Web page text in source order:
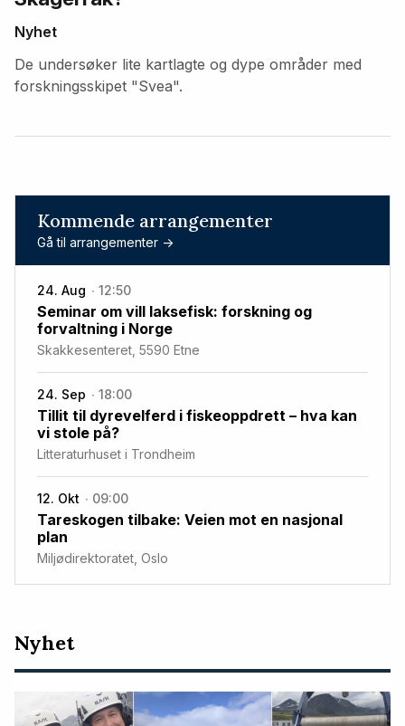
Nyhet
De undersøker lite kartlagte og dype områder med
forskningsskipet "Svea".
Kommende arrangementer
Gå til arrangementer ->
24. Aug 12:50
Seminar om vill laksefisk: forskning og
forvaltning i Norge
Skakkesenteret, 5590 Etne
24. Sep 18:00
Tillit til dyrevelferd i fiskeoppdrett – hva kan
vi stole på?
Litteraturhuset i Trondheim
12. Okt 09:00
Tareskogen tilbake: Veien mot en nasjonal
plan
Miljødirektoratet, Oslo
Nyeste
artikler
Nyhet